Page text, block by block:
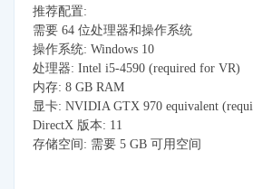
推荐配置:
需要 64 位处理器和操作系统
操作系统: Windows 10
处理器: Intel i5-4590 (required for VR)
内存: 8 GB RAM
显卡: NVIDIA GTX 970 equivalent
DirectX 版本: 11
存储空间: 需要 5 GB 可用空间